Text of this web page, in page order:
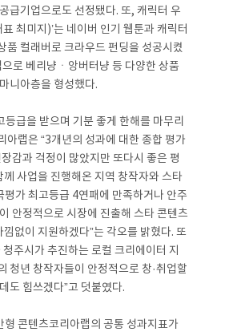
급기업으로도 선정됐다. 또, 캐릭터 우
최미지)’는 네이버 인기 웹툰과 캐릭터
품 컬래버로 크라우드 펀딩을 성공시켰
로 베리냥ㆍ앙버터냥 등 다양한 상품
니아층을 형성했다.
등급을 받으며 기분 좋게 한해를 마무리
아랩은 “3개년의 성과에 대한 종합 평가
감과 걱정이 많았지만 또다시 좋은 평
께 사업을 진행해온 지역 창작자와 스타
평가 최고등급 4연패에 만족하거나 안주
안정적으로 시장에 진출해 스타 콘텐츠
없이 지원하겠다”는 각오를 밝혔다. 또
주시가 추진하는 로컬 크리에이터 지
청년 창작자들이 안정적으로 창·취업할
도 힘쓰겠다”고 덧붙였다.
콘텐츠코리아랩의 공통 성과지표가